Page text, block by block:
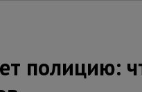
полицию: